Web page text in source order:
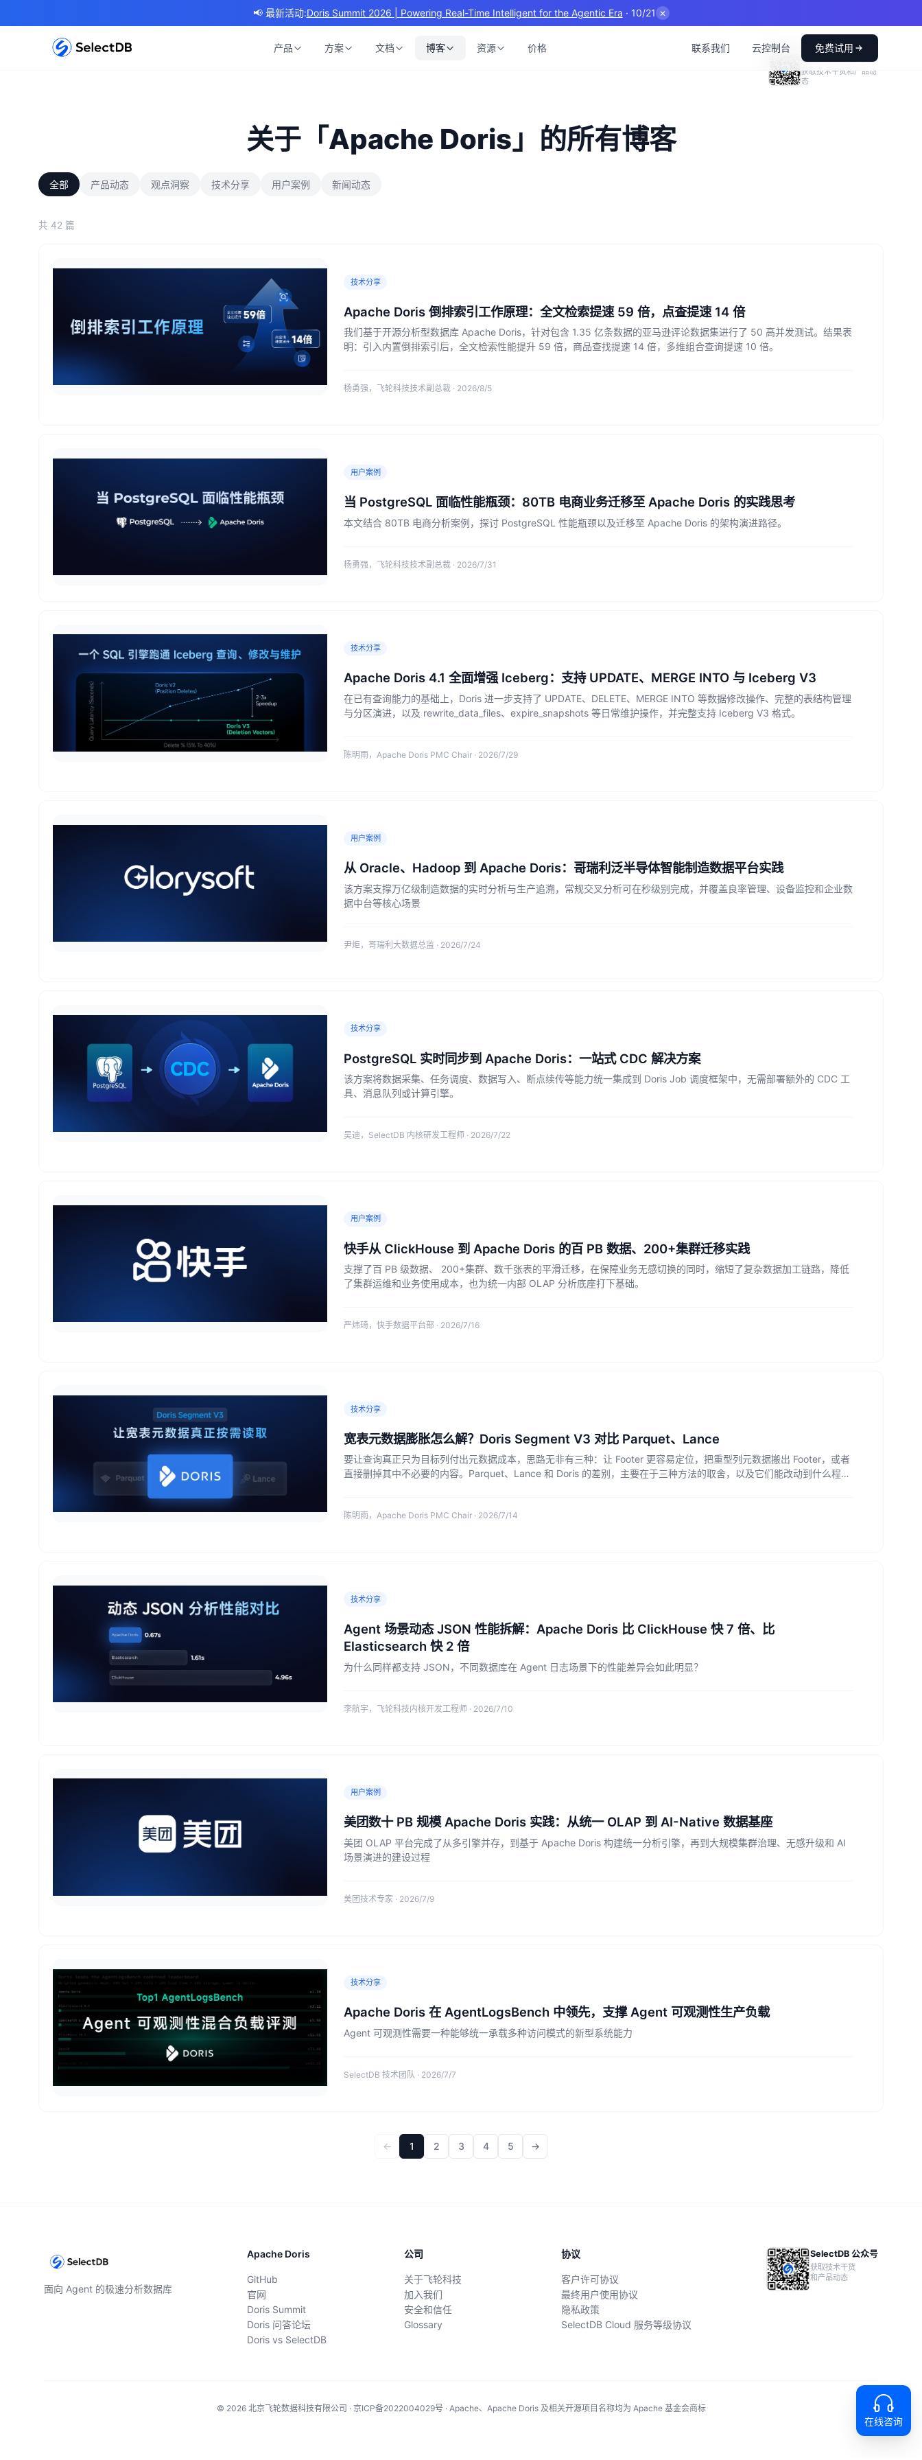
📢 最新活动:Doris Summit 2026 | Powering Real-Time Intelligent for the Agentic Era · 10/21 ✕
产品 方案 文档 博客 资源 价格 联系我们 云控制台 免费试用
SelectDB 公众号
获取技术干货和产品动
态
关于「Apache Doris」的所有博客
全部 产品动态 观点洞察 技术分享 用户案例 新闻动态
共 42 篇
技术分享
Apache Doris 倒排索引工作原理：全文检索提速 59 倍，点查提速 14 倍
我们基于开源分析型数据库 Apache Doris，针对包含 1.35 亿条数据的亚马逊评论数据集进行了 50 高并发测试。结果表
明：引入内置倒排索引后，全文检索性能提升 59 倍，商品查找提速 14 倍，多维组合查询提速 10 倍。
杨勇强，飞轮科技技术副总裁 · 2026/8/5
用户案例
当 PostgreSQL 面临性能瓶颈：80TB 电商业务迁移至 Apache Doris 的实践思考
本文结合 80TB 电商分析案例，探讨 PostgreSQL 性能瓶颈以及迁移至 Apache Doris 的架构演进路径。
杨勇强，飞轮科技技术副总裁 · 2026/7/31
技术分享
Apache Doris 4.1 全面增强 Iceberg：支持 UPDATE、MERGE INTO 与 Iceberg V3
在已有查询能力的基础上，Doris 进一步支持了 UPDATE、DELETE、MERGE INTO 等数据修改操作、完整的表结构管理
与分区演进，以及 rewrite_data_files、expire_snapshots 等日常维护操作，并完整支持 Iceberg V3 格式。
陈明雨，Apache Doris PMC Chair · 2026/7/29
用户案例
从 Oracle、Hadoop 到 Apache Doris：哥瑞利泛半导体智能制造数据平台实践
该方案支撑万亿级制造数据的实时分析与生产追溯，常规交叉分析可在秒级别完成，并覆盖良率管理、设备监控和企业数
据中台等核心场景
尹炬，哥瑞利大数据总监 · 2026/7/24
技术分享
PostgreSQL 实时同步到 Apache Doris：一站式 CDC 解决方案
该方案将数据采集、任务调度、数据写入、断点续传等能力统一集成到 Doris Job 调度框架中，无需部署额外的 CDC 工
具、消息队列或计算引擎。
吴迪，SelectDB 内核研发工程师 · 2026/7/22
用户案例
快手从 ClickHouse 到 Apache Doris 的百 PB 数据、200+集群迁移实践
支撑了百 PB 级数据、 200+集群、数千张表的平滑迁移，在保障业务无感切换的同时，缩短了复杂数据加工链路，降低
了集群运维和业务使用成本，也为统一内部 OLAP 分析底座打下基础。
严炜琦，快手数据平台部 · 2026/7/16
技术分享
宽表元数据膨胀怎么解？Doris Segment V3 对比 Parquet、Lance
要让查询真正只为目标列付出元数据成本，思路无非有三种：让 Footer 更容易定位，把重型列元数据搬出 Footer，或者
直接删掉其中不必要的内容。Parquet、Lance 和 Doris 的差别，主要在于三种方法的取舍，以及它们能改动到什么程
陈明雨，Apache Doris PMC Chair · 2026/7/14
技术分享
Agent 场景动态 JSON 性能拆解：Apache Doris 比 ClickHouse 快 7 倍、比
Elasticsearch 快 2 倍
为什么同样都支持 JSON，不同数据库在 Agent 日志场景下的性能差异会如此明显？
李航宇，飞轮科技内核开发工程师 · 2026/7/10
用户案例
美团数十 PB 规模 Apache Doris 实践：从统一 OLAP 到 AI-Native 数据基座
美团 OLAP 平台完成了从多引擎并存，到基于 Apache Doris 构建统一分析引擎，再到大规模集群治理、无感升级和 AI
场景演进的建设过程
美团技术专家 · 2026/7/9
技术分享
Apache Doris 在 AgentLogsBench 中领先，支撑 Agent 可观测性生产负载
Agent 可观测性需要一种能够统一承载多种访问模式的新型系统能力
SelectDB 技术团队 · 2026/7/7
← 1 2 3 4 5 →
面向 Agent 的极速分析数据库
Apache Doris
GitHub
官网
Doris Summit
Doris 问答论坛
Doris vs SelectDB
公司
关于飞轮科技
加入我们
安全和信任
Glossary
协议
客户许可协议
最终用户使用协议
隐私政策
SelectDB Cloud 服务等级协议
SelectDB 公众号
获取技术干货
和产品动态
© 2026 北京飞轮数据科技有限公司 · 京ICP备2022004029号 · Apache、Apache Doris 及相关开源项目名称均为 Apache 基金会商标
在线咨询